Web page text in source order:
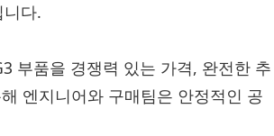
다.
부품을 경쟁력 있는 가격, 완전한 추
엔지니어와 구매팀은 안정적인 공